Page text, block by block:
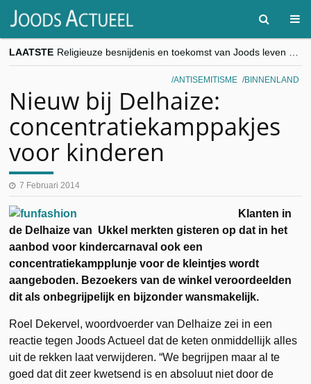
LAATSTE
“Besnijdenisdebat toont hoe moeilijk seculiere Westen minderheden begrijpt”, Jinnih Beels (Vooruit)
CITYTRIP | ROEMENIË – Boekarest: de verrassing van Oost-Europa
ANTISEMITISME BINNENLAND
Nieuw bij Delhaize:
concentratiekamppakjes
voor kinderen
7 Februari 2014
Klanten in
de Delhaize van Ukkel merkten gisteren op dat in het
aanbod voor kindercarnaval ook een
concentratiekampplunje voor de kleintjes wordt
aangeboden. Bezoekers van de winkel veroordeelden
dit als onbegrijpelijk en bijzonder wansmakelijk.
Roel Dekervel, woordvoerder van Delhaize zei in een
reactie tegen Joods Actueel datde keten onmiddellijk alles
uit de rekken laat verwijderen. “We begrijpen maar al te
goed dat dit zeer kwetsend is en absoluut niet door de